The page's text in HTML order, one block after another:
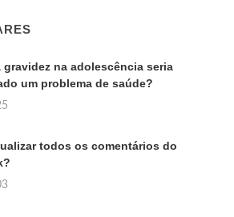
gravidez na adolescência seria
um problema de saúde?
todos os comentários do